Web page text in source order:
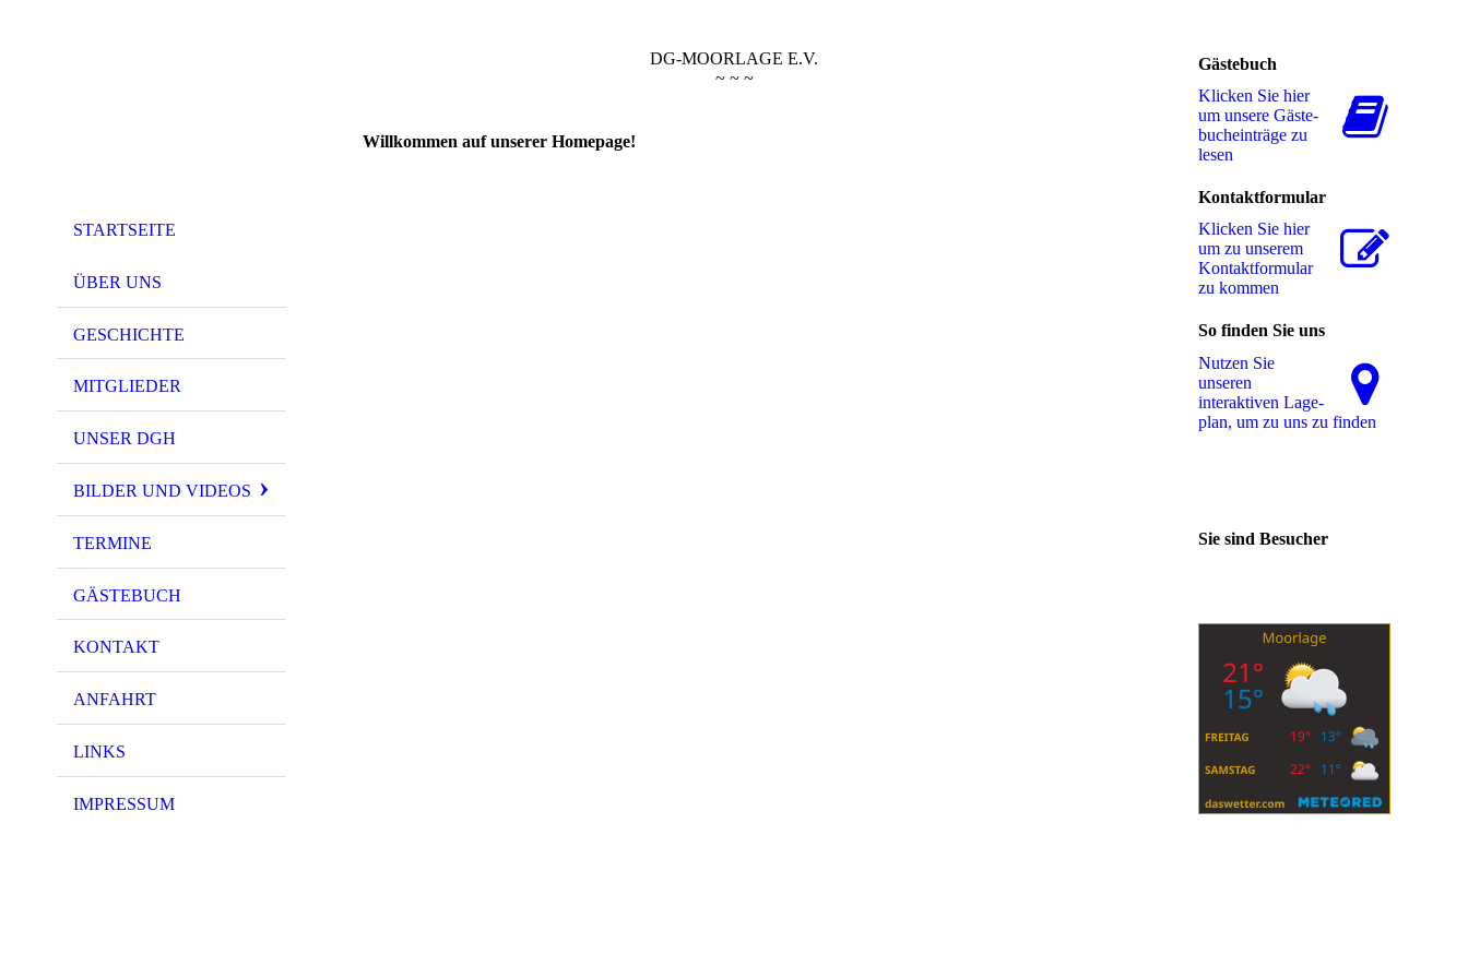
STARTSEITE
ÜBER UNS
GESCHICHTE
MITGLIEDER
UNSER DGH
BILDER UND VIDEOS
TERMINE
GÄSTEBUCH
KONTAKT
ANFAHRT
LINKS
IMPRESSUM
DG-MOORLAGE E.V.
~ ~ ~
Willkommen auf unserer Homepage!
Gästebuch
Klicken Sie hier
um unsere Gäs­te­
buch­ein­trä­ge zu
lesen
Kontaktformular
Klicken Sie hier
um zu unserem
Kon­takt­for­mu­lar
zu kommen
So finden Sie uns
Nutzen Sie
unseren
interaktiven La­ge­
plan, um zu uns zu finden
Sie sind Besucher